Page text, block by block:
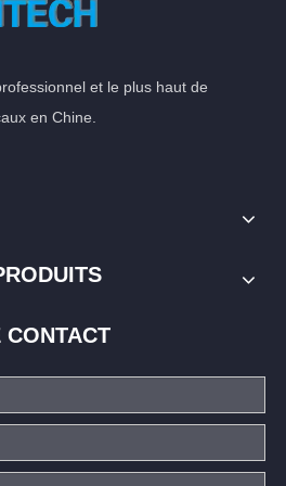
et le plus haut de
en Chine.
CONTACT